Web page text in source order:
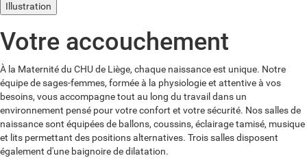
Illustration
Votre accouchement
À la Maternité du CHU de Liège, chaque naissance est unique. Notre
équipe de sages-femmes, formée à la physiologie et attentive à vos
besoins, vous accompagne tout au long du travail dans un
environnement pensé pour votre confort et votre sécurité. Nos salles de
naissance sont équipées de ballons, coussins, éclairage tamisé, musique
et lits permettant des positions alternatives. Trois salles disposent
également d'une baignoire de dilatation.